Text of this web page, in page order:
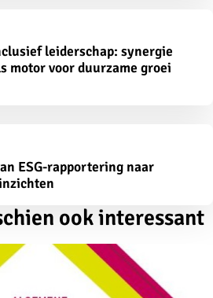
leiderschap: synergie
motor voor duurzame groei
ESG-rapportering naar
ook interessant